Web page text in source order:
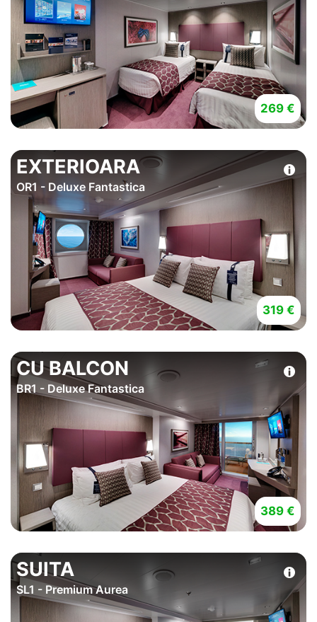
269 €
EXTERIOARA
OR1 - Deluxe Fantastica
319 €
CU BALCON
BR1 - Deluxe Fantastica
389 €
SUITA
SL1 - Premium Aurea